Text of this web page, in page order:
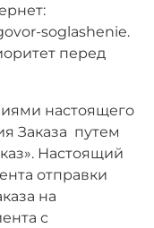
soglashenie.
перед
настоящего
Заказа путем
Настоящий
отправки
на
с